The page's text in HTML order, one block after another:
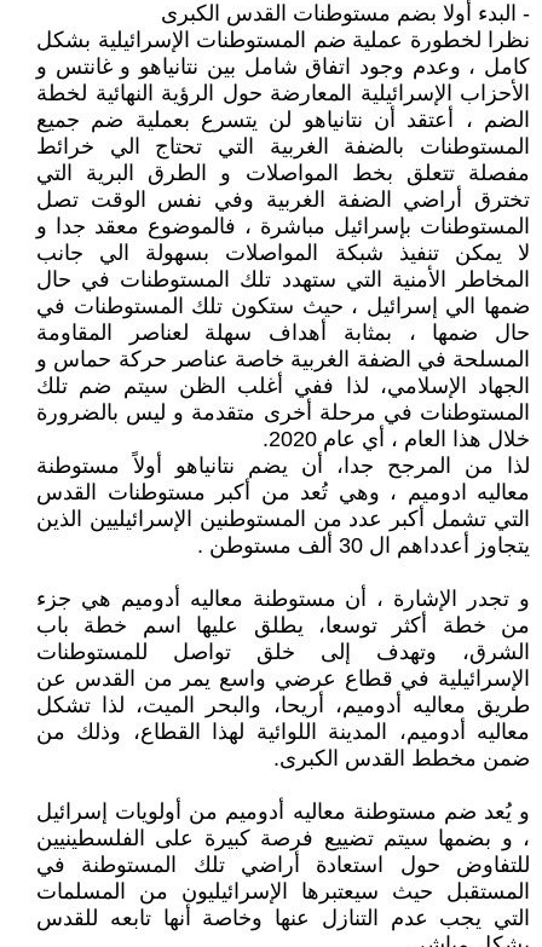
- البدء أولا بضم مستوطنات القدس الكبرى
نظرا لخطورة عملية ضم المستوطنات الإسرائيلية بشكل
كامل ، وعدم وجود اتفاق شامل بين نتانياهو و غانتس و
الأحزاب الإسرائيلية المعارضة حول الرؤية النهائية لخطة
الضم ، أعتقد أن نتانياهو لن يتسرع بعملية ضم جميع
المستوطنات بالضفة الغربية التي تحتاج الي خرائط
مفصلة تتعلق بخط المواصلات و الطرق البرية التي
تخترق أراضي الضفة الغربية وفي نفس الوقت تصل
المستوطنات بإسرائيل مباشرة ، فالموضوع معقد جدا و
لا يمكن تنفيذ شبكة المواصلات بسهولة الي جانب
المخاطر الأمنية التي ستهدد تلك المستوطنات في حال
ضمها الي إسرائيل ، حيث ستكون تلك المستوطنات في
حال ضمها ، بمثابة أهداف سهلة لعناصر المقاومة
المسلحة في الضفة الغربية خاصة عناصر حركة حماس و
الجهاد الإسلامي، لذا ففي أغلب الظن سيتم ضم تلك
المستوطنات في مرحلة أخرى متقدمة و ليس بالضرورة
خلال هذا العام ، أي عام 2020.
لذا من المرجح جدا، أن يضم نتانياهو أولاً مستوطنة
معاليه ادوميم ، وهي تُعد من أكبر مستوطنات القدس
التي تشمل أكبر عدد من المستوطنين الإسرائيليين الذين
يتجاوز أعدداهم ال 30 ألف مستوطن .
و تجدر الإشارة ، أن مستوطنة معاليه أدوميم هي جزء
من خطة أكثر توسعا، يطلق عليها اسم خطة باب
الشرق، وتهدف إلى خلق تواصل للمستوطنات
الإسرائيلية في قطاع عرضي واسع يمر من القدس عن
طريق معاليه أدوميم، أريحا، والبحر الميت، لذا تشكل
معاليه أدوميم، المدينة اللوائية لهذا القطاع، وذلك من
ضمن مخطط القدس الكبرى.
و يُعد ضم مستوطنة معاليه أدوميم من أولويات إسرائيل
، و بضمها سيتم تضييع فرصة كبيرة على الفلسطينيين
للتفاوض حول استعادة أراضي تلك المستوطنة في
المستقبل حيث سيعتبرها الإسرائيليون من المسلمات
التي يجب عدم التنازل عنها وخاصة أنها تابعه للقدس